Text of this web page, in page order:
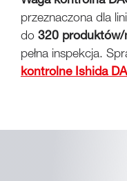
przeznaczona dla
do 320 produktów/
pełna inspekcja.
kontrolne Ishida